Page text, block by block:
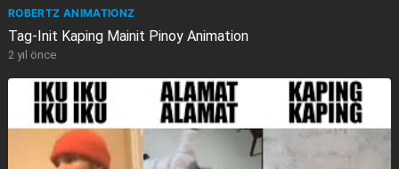
ROBERTZ ANIMATIONZ
Tag-Init Kaping Mainit Pinoy Animation
2 yıl önce